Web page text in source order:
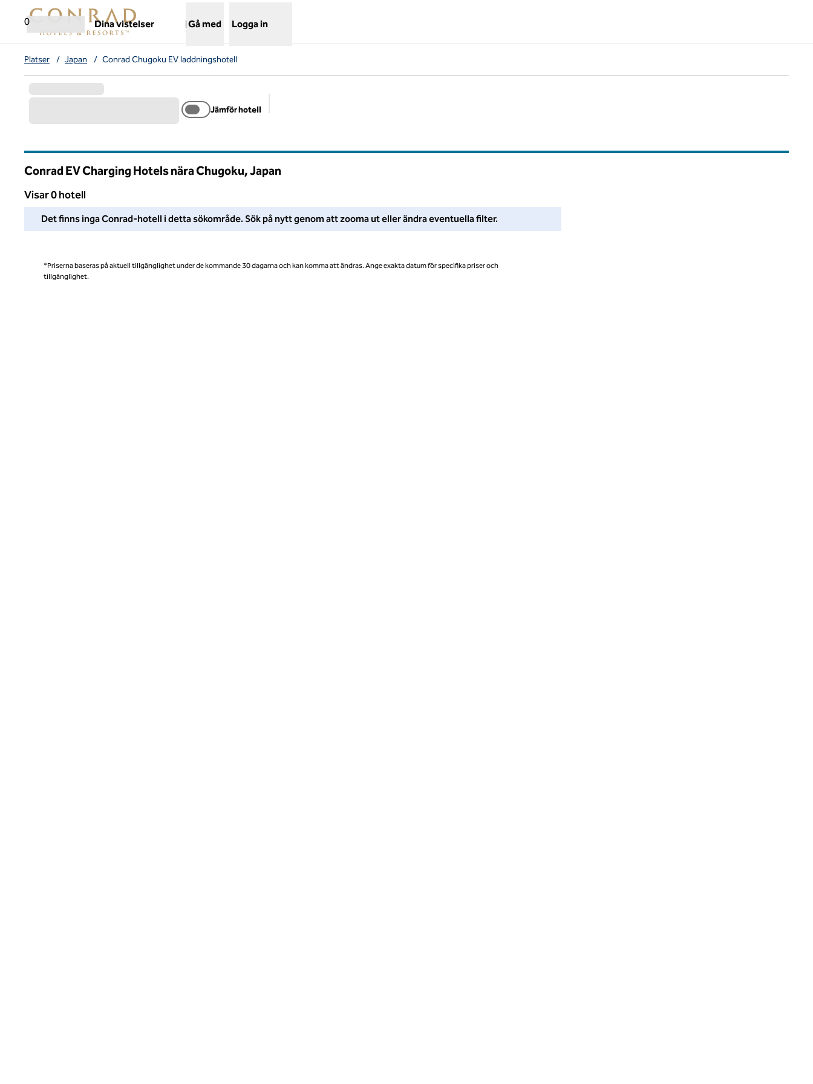
Gå vidare till innehållet
0
Dina vistelser
,öppnar ny flik
Gå med Logga in
Platser / Japan / Conrad Chugoku EV laddningshotell
Jämför hotell
Conrad EV Charging Hotels nära Chugoku, Japan
Visar 0 hotell
Vi kunde inte hitta några hotell i detta område. Ändra dina filter eller försök zooma ut för att få fler sökresultat.
Det finns inga Conrad-hotell i detta sökområde. Sök på nytt genom att zooma ut eller ändra eventuella filter.
*Priserna baseras på aktuell tillgänglighet under de kommande 30 dagarna och kan komma att ändras. Ange exakta datum för specifika priser och
tillgänglighet.